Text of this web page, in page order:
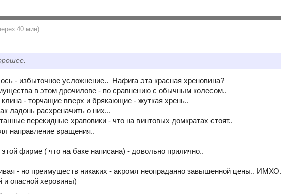
40 мин)
- избыточное усложнение.. Нафига эта красная хреновина?
в этом дрочилове - по сравнению с обычным колесом..
- торчащие вверх и брякающие - жуткая хрень..
ладонь расхреначить о них...
перекидные храповики - что на винтовых домкратах стоят..
направление вращения..
фирме ( что на баке написана) - довольно прилично..
- но преимуществ никаких - акромя неопраданно завышенной цены..
и опасной херовины)